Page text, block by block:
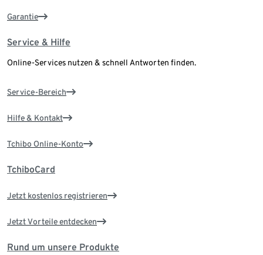
Garantie
Service & Hilfe
Online-Services nutzen & schnell Antworten finden.
Service-Bereich
Hilfe & Kontakt
Tchibo Online-Konto
TchiboCard
Jetzt kostenlos registrieren
Jetzt Vorteile entdecken
Rund um unsere Produkte